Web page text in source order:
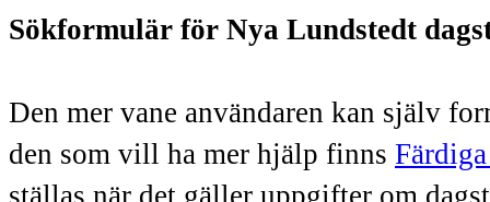
Sökformulär för Nya Lundstedt
Den mer vane användaren kan själv
den som vill ha mer hjälp finns
ställas när det gäller uppgifter om